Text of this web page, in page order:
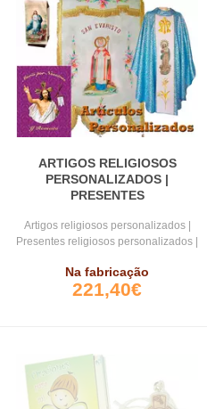
ARTIGOS RELIGIOSOS
PERSONALIZADOS |
PRESENTES
Artigos religiosos personalizados |
Presentes religiosos personalizados |
Na fabricação
221,40€